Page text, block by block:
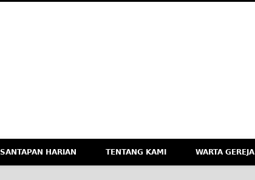
SANTAPAN HARIAN TENTANG KAMI WARTA GEREJA